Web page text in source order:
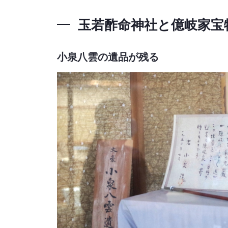
玉若酢命神社と億岐家宝
小泉八雲の遺品が残る